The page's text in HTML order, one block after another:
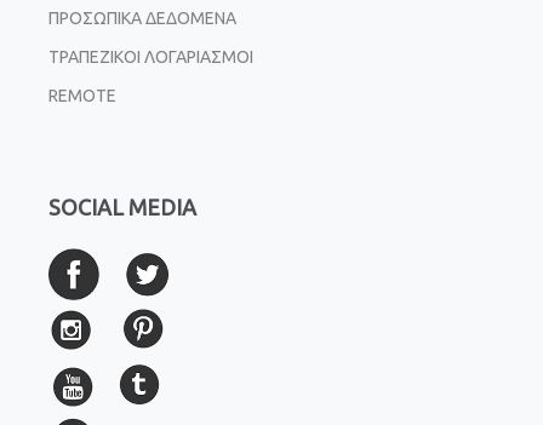
ΠΡΟΣΩΠΙΚΑ ΔΕΔΟΜΕΝΑ
ΤΡΑΠΕΖΙΚΟΙ ΛΟΓΑΡΙΑΣΜΟΙ
REMOTE
SOCIAL MEDIA